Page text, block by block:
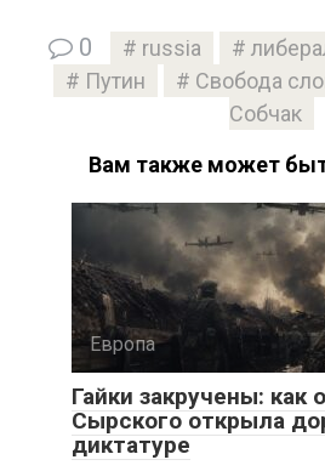
0 russia
Путин
Свобода
Собчак
Вам также может
Европа
Гайки закручены: как
Сырского открыла
диктатуре